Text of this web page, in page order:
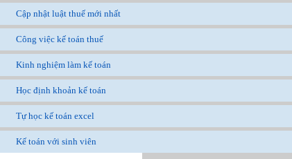
Cập nhật luật thuế mới nhất
Công việc kế toán thuế
Kinh nghiệm làm kế toán
Học định khoản kế toán
Tự học kế toán excel
Kế toán với sinh viên